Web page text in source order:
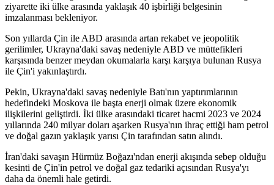
ziyarette iki ülke arasında yaklaşık 40 işbirliği belgesinin
imzalanması bekleniyor.
Son yıllarda Çin ile ABD arasında artan rekabet ve jeopolitik
gerilimler, Ukrayna'daki savaş nedeniyle ABD ve müttefikleri
karşısında benzer meydan okumalarla karşı karşıya bulunan Rusya
ile Çin'i yakınlaştırdı.
Pekin, Ukrayna'daki savaş nedeniyle Batı'nın yaptırımlarının
hedefindeki Moskova ile başta enerji olmak üzere ekonomik
ilişkilerini geliştirdi. İki ülke arasındaki ticaret hacmi 2023 ve 2024
yıllarında 240 milyar doları aşarken Rusya'nın ihraç ettiği ham petrol
ve doğal gazın yaklaşık yarısı Çin tarafından satın alındı.
İran'daki savaşın Hürmüz Boğazı'ndan enerji akışında sebep olduğu
kesinti de Çin'in petrol ve doğal gaz tedariki açısından Rusya'yı
daha da önemli hale getirdi.